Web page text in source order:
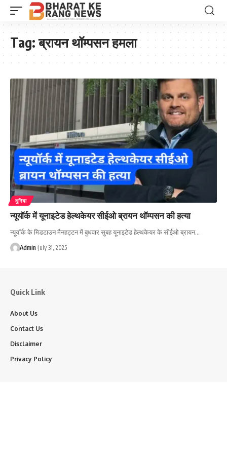
Tag:ब्रायन थॉम्पसन हमला
दुनिया
न्यूयॉर्क में यूनाइटेड हेल्थकेयर सीईओ ब्रायन थॉम्पसन की हत्या
न्यूयॉर्क के मिडटाउन मैनहट्टन में बुधवार सुबह यूनाइटेड हेल्थकेयर के सीईओ ब्रायन…
Admin July 31, 2025
Quick Link
About Us
Contact Us
Disclaimer
Privacy Policy